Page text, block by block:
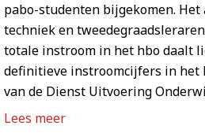
pabo-studenten bijgekomen.
techniek en
totale instroom in het hbo daalt
definitieve instroomcijfers in het
van de Dienst Uitvoering
Lees meer